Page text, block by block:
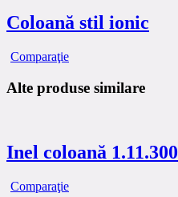
Coloană stil ionic
Comparaţie
Alte produse similare
Inel coloană 1.11.300
Comparaţie